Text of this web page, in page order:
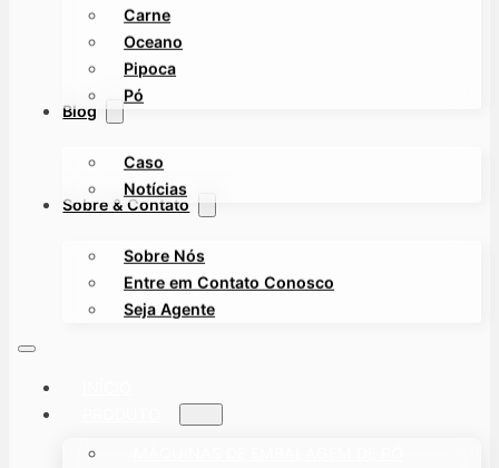
Carne
Oceano
Pipoca
Pó
Blog
Caso
Notícias
Sobre & Contato
Sobre Nós
Entre em Contato Conosco
Seja Agente